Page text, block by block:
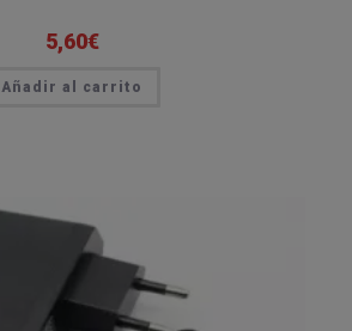
5,60€
Añadir al carrito